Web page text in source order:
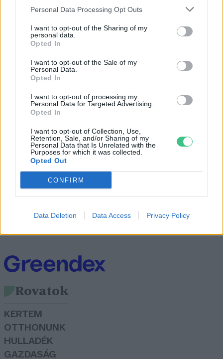
Personal Data Processing Opt Outs
I want to opt-out of the Sharing of my
personal data.
Opted In
I want to opt-out of the Sale of my
Personal Data.
Opted In
I want to opt-out of processing my
Personal Data for Targeted Advertising.
Opted In
I want to opt-out of Collection, Use,
Retention, Sale, and/or Sharing of my
Personal Data that Is Unrelated with the
Purposes for which it was collected.
Opted Out
CONFIRM
Data Deletion Data Access Privacy Policy
Nem a klímavédelem, hanem a
rezsi miatt lett fontos az
energiacímke
Major András
A fejlődő országokban élő fiatalok
fejlett világban élő társaik
Greendex Szemle
Klímaszorongás és Zöld
Mátéval
Rovatok
KERTEM
OTTHONUNK
HULLADÉK
GAZDASÁG